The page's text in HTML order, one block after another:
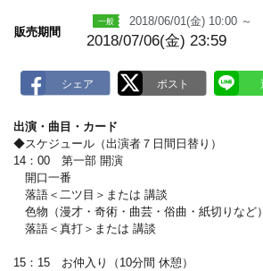
販売期間
2018/06/01(金) 10:00 ～
2018/07/06(金) 23:59
出演・曲目・カード
◆スケジュール（出演者７日間日替り）
14：00 第一部 開演
開口一番
落語＜二ツ目＞または 講談
色物（漫才・奇術・曲芸・俗曲・紙切りなど）
落語＜真打＞または 講談
15：15 お仲入り（10分間 休憩）